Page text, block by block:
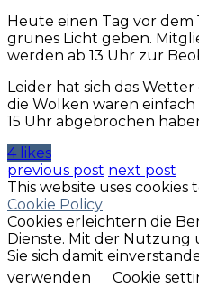
Heute einen Tag vor dem
grünes Licht geben.
werden ab 13 Uhr zur
Leider hat sich das
die Wolken waren
15 Uhr abgebrochen
4 likes
previous post next post
This website uses
Cookie Policy
Cookies erleichtern die
Dienste. Mit der Nutzung
Sie sich damit
verwenden
Cookie